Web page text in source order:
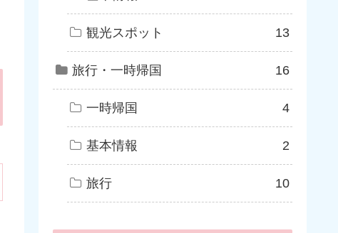
観光スポット 13
旅行・一時帰国 16
一時帰国 4
基本情報 2
旅行 10